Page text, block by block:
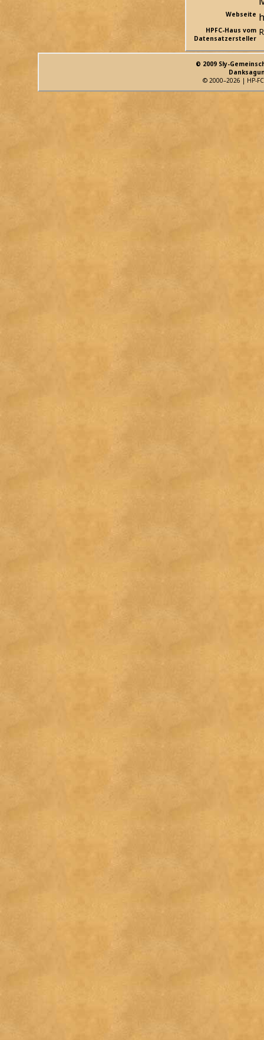
Webseite
HPFC-Haus vom
Datensatzersteller
© 2009 Sly-
© 2000–2026 | HP-